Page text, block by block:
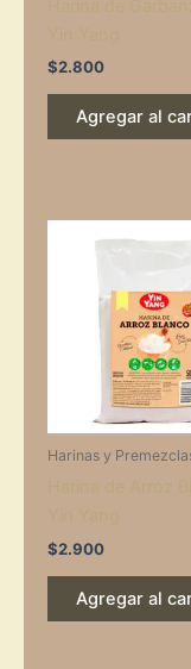
$2.800
Agregar al
Harinas y
$2.900
Agregar al